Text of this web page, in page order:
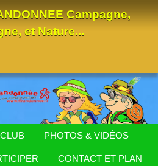
Campagne,
et Nature...
PHOTOS & VIDÉOS
CONTACT ET PLAN